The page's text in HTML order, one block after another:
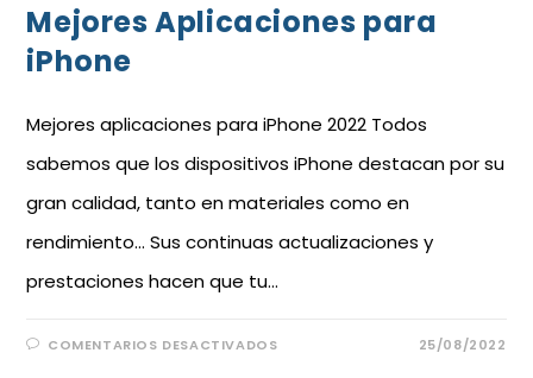
Mejores Aplicaciones para
iPhone
Mejores aplicaciones para iPhone 2022 Todos
sabemos que los dispositivos iPhone destacan por su
gran calidad, tanto en materiales como en
rendimiento... Sus continuas actualizaciones y
prestaciones hacen que tu…
COMENTARIOS DESACTIVADOS 25/08/2022